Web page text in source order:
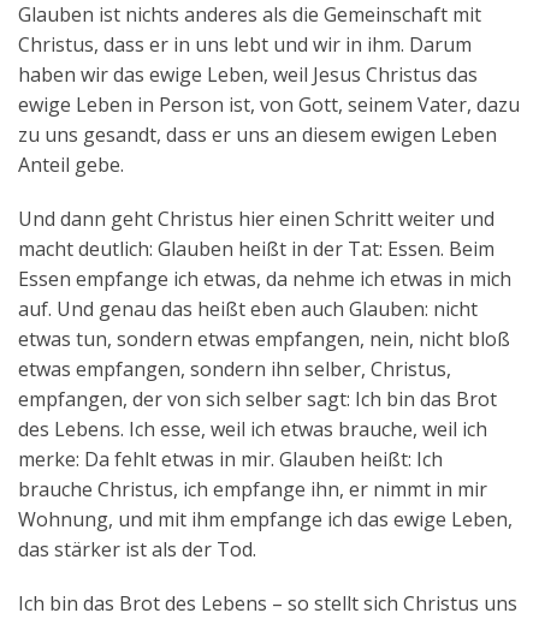
Glauben ist nichts anderes als die Gemeinschaft mit
Christus, dass er in uns lebt und wir in ihm. Darum
haben wir das ewige Leben, weil Jesus Christus das
ewige Leben in Person ist, von Gott, seinem Vater, dazu
zu uns gesandt, dass er uns an diesem ewigen Leben
Anteil gebe.
Und dann geht Christus hier einen Schritt weiter und
macht deutlich: Glauben heißt in der Tat: Essen. Beim
Essen empfange ich etwas, da nehme ich etwas in mich
auf. Und genau das heißt eben auch Glauben: nicht
etwas tun, sondern etwas empfangen, nein, nicht bloß
etwas empfangen, sondern ihn selber, Christus,
empfangen, der von sich selber sagt: Ich bin das Brot
des Lebens. Ich esse, weil ich etwas brauche, weil ich
merke: Da fehlt etwas in mir. Glauben heißt: Ich
brauche Christus, ich empfange ihn, er nimmt in mir
Wohnung, und mit ihm empfange ich das ewige Leben,
das stärker ist als der Tod.
Ich bin das Brot des Lebens – so stellt sich Christus uns